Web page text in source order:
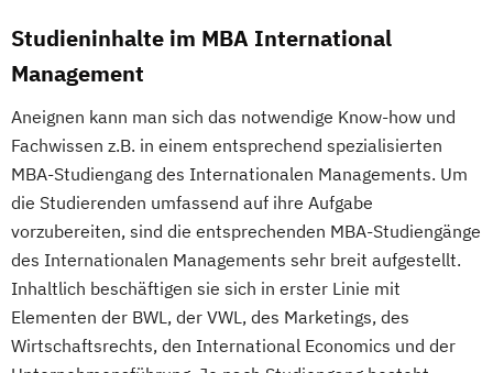
Studieninhalte im MBA International
Management
Aneignen kann man sich das notwendige Know-how und
Fachwissen z.B. in einem entsprechend spezialisierten
MBA-Studiengang des Internationalen Managements. Um
die Studierenden umfassend auf ihre Aufgabe
vorzubereiten, sind die entsprechenden MBA-Studiengänge
des Internationalen Managements sehr breit aufgestellt.
Inhaltlich beschäftigen sie sich in erster Linie mit
Elementen der BWL, der VWL, des Marketings, des
Wirtschaftsrechts, den International Economics und der